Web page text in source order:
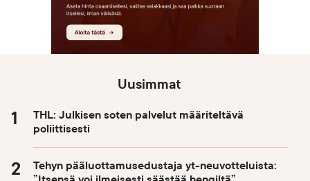
Uusimmat
THL: Julkisen soten palvelut määriteltävä
poliittisesti
Tehyn pääluottamusedustaja yt-neuvotteluista: